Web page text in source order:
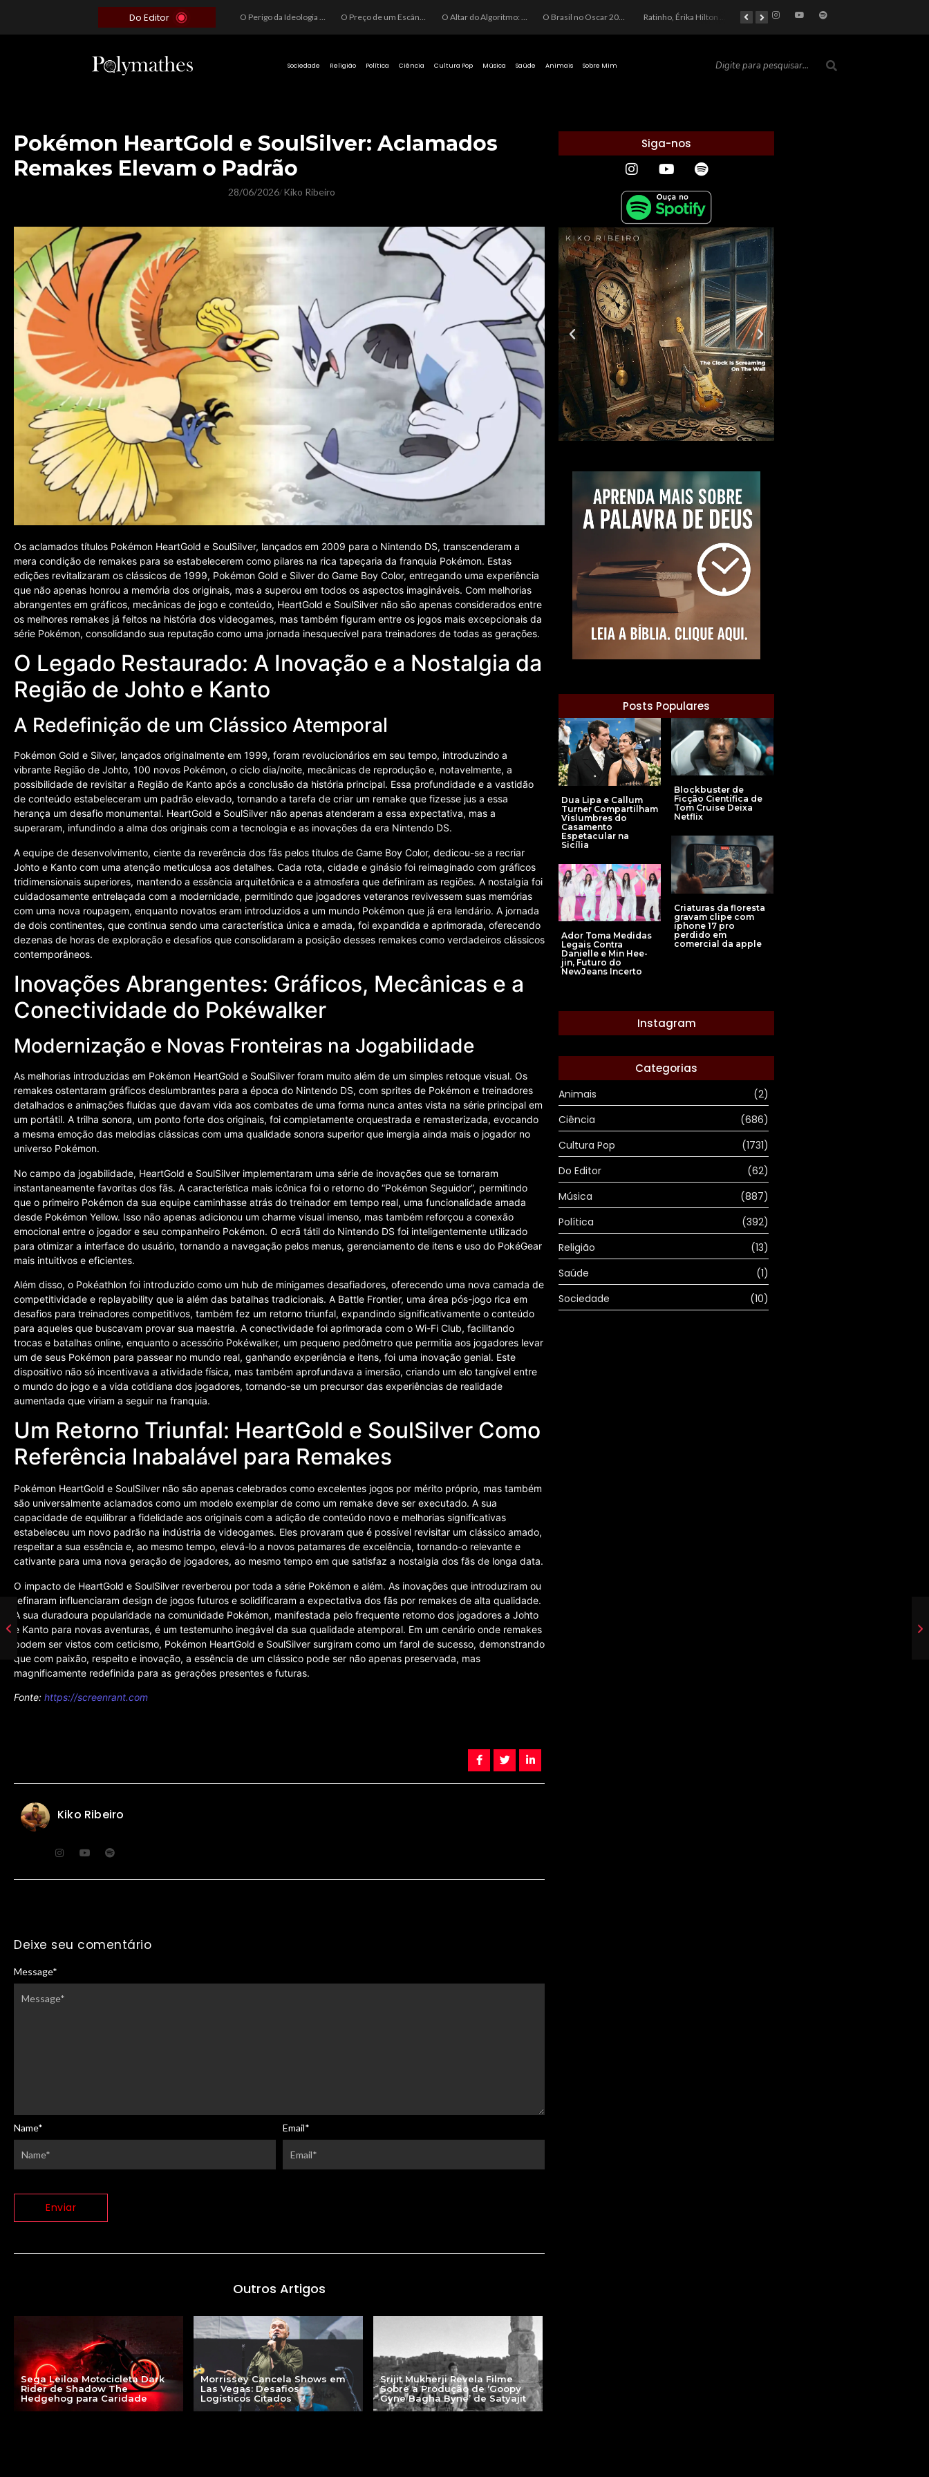
Do Editor O Perigo da Ideologia Desenfreada na Justiça: Quando a Pauta Política Substitui a Pena Criminal O Preço de um Escândalo: A Discrepância Entre o “Filme de Bolsonaro” e a Realidade do Cinema Mundial O Altar do Algoritmo: A Carência Humana e a Fabricação de Heróis no Brasil O Brasil no Oscar 2026: Entre a Cota do Politicamente Correto e a Realidade das Telas Ratinho, Érika Hilton e a Farsa Política: Quem Ganha com o Barulho no País de Bobson? As controvérsias que marcam o cenário político e econômico nacional
Sociedade Religião Política Ciência Cultura Pop Música Saúde Animais Sobre Mim
Pokémon HeartGold e SoulSilver: Aclamados
Remakes Elevam o Padrão
28/06/2026/ Kiko Ribeiro
Os aclamados títulos Pokémon HeartGold e SoulSilver, lançados em 2009 para o Nintendo DS, transcenderam a
mera condição de remakes para se estabelecerem como pilares na rica tapeçaria da franquia Pokémon. Estas
edições revitalizaram os clássicos de 1999, Pokémon Gold e Silver do Game Boy Color, entregando uma experiência
que não apenas honrou a memória dos originais, mas a superou em todos os aspectos imagináveis. Com melhorias
abrangentes em gráficos, mecânicas de jogo e conteúdo, HeartGold e SoulSilver não são apenas considerados entre
os melhores remakes já feitos na história dos videogames, mas também figuram entre os jogos mais excepcionais da
série Pokémon, consolidando sua reputação como uma jornada inesquecível para treinadores de todas as gerações.
O Legado Restaurado: A Inovação e a Nostalgia da
Região de Johto e Kanto
A Redefinição de um Clássico Atemporal
Pokémon Gold e Silver, lançados originalmente em 1999, foram revolucionários em seu tempo, introduzindo a
vibrante Região de Johto, 100 novos Pokémon, o ciclo dia/noite, mecânicas de reprodução e, notavelmente, a
possibilidade de revisitar a Região de Kanto após a conclusão da história principal. Essa profundidade e a vastidão
de conteúdo estabeleceram um padrão elevado, tornando a tarefa de criar um remake que fizesse jus a essa
herança um desafio monumental. HeartGold e SoulSilver não apenas atenderam a essa expectativa, mas a
superaram, infundindo a alma dos originais com a tecnologia e as inovações da era Nintendo DS.
A equipe de desenvolvimento, ciente da reverência dos fãs pelos títulos de Game Boy Color, dedicou-se a recriar
Johto e Kanto com uma atenção meticulosa aos detalhes. Cada rota, cidade e ginásio foi reimaginado com gráficos
tridimensionais superiores, mantendo a essência arquitetônica e a atmosfera que definiram as regiões. A nostalgia foi
cuidadosamente entrelaçada com a modernidade, permitindo que jogadores veteranos revivessem suas memórias
com uma nova roupagem, enquanto novatos eram introduzidos a um mundo Pokémon que já era lendário. A jornada
de dois continentes, que continua sendo uma característica única e amada, foi expandida e aprimorada, oferecendo
dezenas de horas de exploração e desafios que consolidaram a posição desses remakes como verdadeiros clássicos
contemporâneos.
Inovações Abrangentes: Gráficos, Mecânicas e a
Conectividade do Pokéwalker
Modernização e Novas Fronteiras na Jogabilidade
As melhorias introduzidas em Pokémon HeartGold e SoulSilver foram muito além de um simples retoque visual. Os
remakes ostentaram gráficos deslumbrantes para a época do Nintendo DS, com sprites de Pokémon e treinadores
detalhados e animações fluídas que davam vida aos combates de uma forma nunca antes vista na série principal em
um portátil. A trilha sonora, um ponto forte dos originais, foi completamente orquestrada e remasterizada, evocando
a mesma emoção das melodias clássicas com uma qualidade sonora superior que imergia ainda mais o jogador no
universo Pokémon.
No campo da jogabilidade, HeartGold e SoulSilver implementaram uma série de inovações que se tornaram
instantaneamente favoritas dos fãs. A característica mais icônica foi o retorno do “Pokémon Seguidor”, permitindo
que o primeiro Pokémon da sua equipe caminhasse atrás do treinador em tempo real, uma funcionalidade amada
desde Pokémon Yellow. Isso não apenas adicionou um charme visual imenso, mas também reforçou a conexão
emocional entre o jogador e seu companheiro Pokémon. O ecrã tátil do Nintendo DS foi inteligentemente utilizado
para otimizar a interface do usuário, tornando a navegação pelos menus, gerenciamento de itens e uso do PokéGear
mais intuitivos e eficientes.
Além disso, o Pokéathlon foi introduzido como um hub de minigames desafiadores, oferecendo uma nova camada de
competitividade e replayability que ia além das batalhas tradicionais. A Battle Frontier, uma área pós-jogo rica em
desafios para treinadores competitivos, também fez um retorno triunfal, expandindo significativamente o conteúdo
para aqueles que buscavam provar sua maestria. A conectividade foi aprimorada com o Wi-Fi Club, facilitando
trocas e batalhas online, enquanto o acessório Pokéwalker, um pequeno pedômetro que permitia aos jogadores levar
um de seus Pokémon para passear no mundo real, ganhando experiência e itens, foi uma inovação genial. Este
dispositivo não só incentivava a atividade física, mas também aprofundava a imersão, criando um elo tangível entre
o mundo do jogo e a vida cotidiana dos jogadores, tornando-se um precursor das experiências de realidade
aumentada que viriam a seguir na franquia.
Um Retorno Triunfal: HeartGold e SoulSilver Como
Referência Inabalável para Remakes
Pokémon HeartGold e SoulSilver não são apenas celebrados como excelentes jogos por mérito próprio, mas também
são universalmente aclamados como um modelo exemplar de como um remake deve ser executado. A sua
capacidade de equilibrar a fidelidade aos originais com a adição de conteúdo novo e melhorias significativas
estabeleceu um novo padrão na indústria de videogames. Eles provaram que é possível revisitar um clássico amado,
respeitar a sua essência e, ao mesmo tempo, elevá-lo a novos patamares de excelência, tornando-o relevante e
cativante para uma nova geração de jogadores, ao mesmo tempo em que satisfaz a nostalgia dos fãs de longa data.
O impacto de HeartGold e SoulSilver reverberou por toda a série Pokémon e além. As inovações que introduziram ou
refinaram influenciaram design de jogos futuros e solidificaram a expectativa dos fãs por remakes de alta qualidade.
A sua duradoura popularidade na comunidade Pokémon, manifestada pelo frequente retorno dos jogadores a Johto
e Kanto para novas aventuras, é um testemunho inegável da sua qualidade atemporal. Em um cenário onde remakes
podem ser vistos com ceticismo, Pokémon HeartGold e SoulSilver surgiram como um farol de sucesso, demonstrando
que com paixão, respeito e inovação, a essência de um clássico pode ser não apenas preservada, mas
magnificamente redefinida para as gerações presentes e futuras.
Fonte: https://screenrant.com
Kiko Ribeiro
Deixe seu comentário
Message*
Name* Email*
Outros Artigos
Sega Leiloa Motocicleta Dark
Rider de Shadow The
Hedgehog para Caridade
Morrissey Cancela Shows em
Las Vegas: Desafios
Logísticos Citados
Srijit Mukherji Revela Filme
Sobre a Produção de ‘Goopy
Gyne Bagha Byne’ de Satyajit
Siga-nos
Posts Populares
Dua Lipa e Callum
Turner Compartilham
Vislumbres do
Casamento
Espetacular na
Sicília
Blockbuster de
Ficção Científica de
Tom Cruise Deixa
Netflix
Criaturas da floresta
gravam clipe com
iphone 17 pro
perdido em
comercial da apple
Ador Toma Medidas
Legais Contra
Danielle e Min Hee-
jin, Futuro do
NewJeans Incerto
Instagram
Categorias
Animais
(2)
Ciência
(686)
Cultura Pop
(1731)
Do Editor
(62)
Música
(887)
Política
(392)
Religião
(13)
Saúde
(1)
Sociedade
(10)